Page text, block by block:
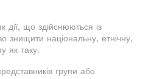
дії, що здійснюються із
знищити національну, етнічну,
як таку.
групи або